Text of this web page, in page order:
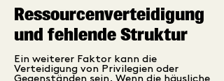
Ressourcenverteidigung
und fehlende Struktur
Ein weiterer Faktor kann die
Verteidigung von Privilegien oder